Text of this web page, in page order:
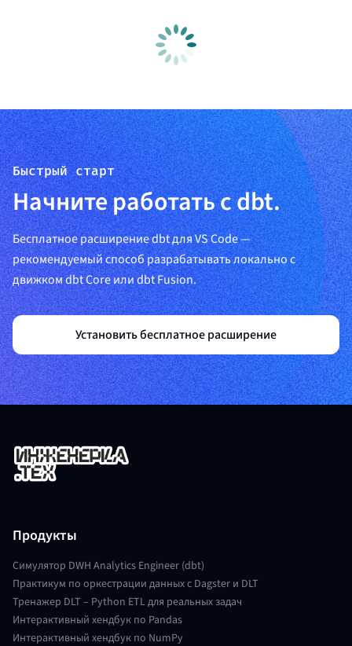
Быстрый старт
Начните работать с dbt.
Бесплатное расширение dbt для VS Code —
рекомендуемый способ разрабатывать локально с
движком dbt Core или dbt Fusion.
Установить бесплатное расширение
Продукты
Симулятор DWH Analytics Engineer (dbt)
Практикум по оркестрации данных с Dagster и DLT
Тренажер DLT – Python ETL для реальных задач
Интерактивный хендбук по Pandas
Интерактивный хендбук по NumPy